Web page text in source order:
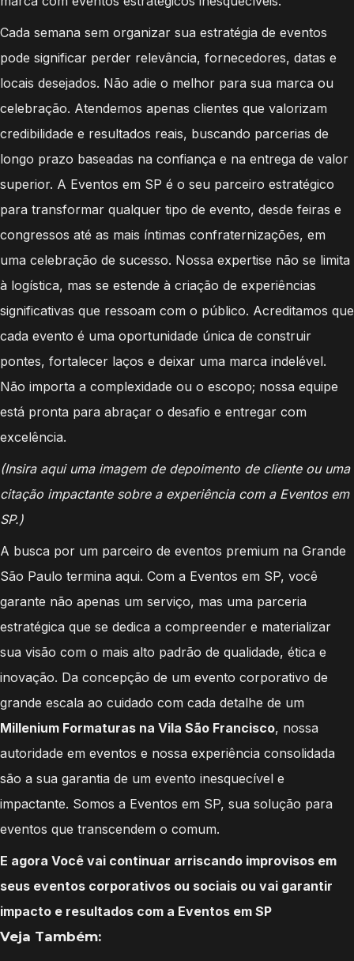
Cada semana sem organizar sua estratégia de eventos
pode significar perder relevância, fornecedores, datas e
locais desejados. Não adie o melhor para sua marca ou
celebração. Atendemos apenas clientes que valorizam
credibilidade e resultados reais, buscando parcerias de
longo prazo baseadas na confiança e na entrega de valor
superior. A Eventos em SP é o seu parceiro estratégico
para transformar qualquer tipo de evento, desde feiras e
congressos até as mais íntimas confraternizações, em
uma celebração de sucesso. Nossa expertise não se limita
à logística, mas se estende à criação de experiências
significativas que ressoam com o público. Acreditamos que
cada evento é uma oportunidade única de construir
pontes, fortalecer laços e deixar uma marca indelével.
Não importa a complexidade ou o escopo; nossa equipe
está pronta para abraçar o desafio e entregar com
excelência.
(Insira aqui uma imagem de depoimento de cliente ou uma
citação impactante sobre a experiência com a Eventos em
SP.)
A busca por um parceiro de eventos premium na Grande
São Paulo termina aqui. Com a Eventos em SP, você
garante não apenas um serviço, mas uma parceria
estratégica que se dedica a compreender e materializar
sua visão com o mais alto padrão de qualidade, ética e
inovação. Da concepção de um evento corporativo de
grande escala ao cuidado com cada detalhe de um
Millenium Formaturas na Vila São Francisco, nossa
autoridade em eventos e nossa experiência consolidada
são a sua garantia de um evento inesquecível e
impactante. Somos a Eventos em SP, sua solução para
eventos que transcendem o comum.
E agora Você vai continuar arriscando improvisos em
seus eventos corporativos ou sociais ou vai garantir
impacto e resultados com a Eventos em SP
Veja Também: